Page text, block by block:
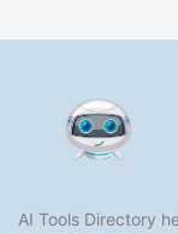
AI Tools Directory